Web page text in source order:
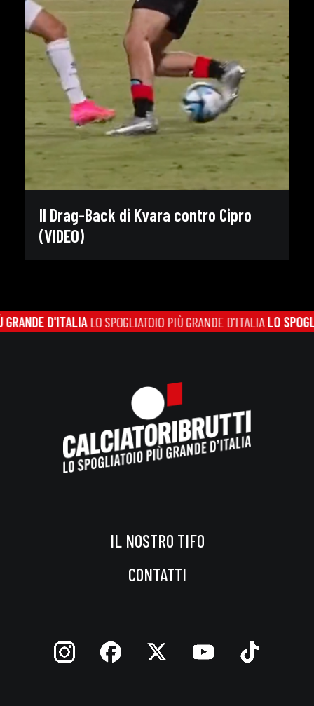
Il Drag-Back di Kvara contro Cipro
(VIDEO)
D'ITALIALO SPOGLIATOIO PIÙ GRANDE D'ITALIALO
IL NOSTRO TIFO
CONTATTI